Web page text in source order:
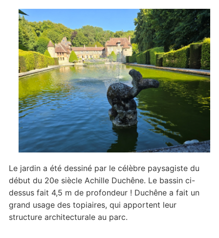
Le jardin a été dessiné par le célèbre paysagiste du
début du 20e siècle Achille Duchêne. Le bassin ci-
dessus fait 4,5 m de profondeur ! Duchêne a fait un
grand usage des topiaires, qui apportent leur
structure architecturale au parc.